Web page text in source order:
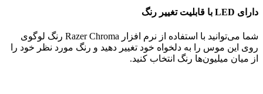
دارای LED با قابلیت تغییر رنگ
شما می‌توانید با استفاده از نرم افزار Razer Chroma رنگ لوگوی
روی این موس را به دلخواه خود تغییر دهید و رنگ مورد نظر خود را
از میان میلیون‌ها رنگ انتخاب کنید.